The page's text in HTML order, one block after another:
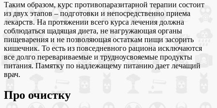
Таким образом, курс противопаразитарной терапии состоит
из двух этапов – подготовки и непосредственно приема
лекарств. На протяжении всего курса лечения должна
соблюдаться щадящая диета, не нагружающая органы
пищеварения и не позволяющая остаткам пищи засорить
кишечник. То есть из повседневного рациона исключаются
все долго перевариваемые и трудноусвояемые продукты
питания. Памятку по надлежащему питанию дает лечащий
врач.
Про очистку